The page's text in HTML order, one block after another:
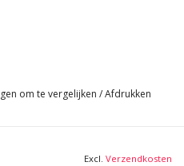
om te vergelijken /Afdrukken
Excl. Verzendkosten